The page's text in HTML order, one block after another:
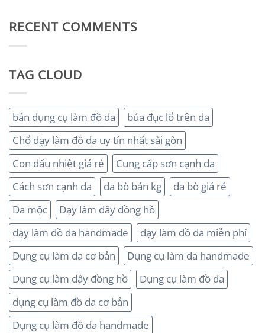
RECENT COMMENTS
TAG CLOUD
bán dụng cụ làm đồ da
búa đục lổ trên da
Chổ dạy làm đồ da uy tín nhất sài gòn
Con dấu nhiệt giá rẻ
Cung cấp sơn cạnh da
Cách sơn cạnh da
da bò bán kg
da bò giá rẻ
Da mộc
Dạy làm dây đồng hồ
dạy làm đồ da handmade
dạy làm đồ da miễn phí
Dụng cụ làm da cơ bản
Dụng cụ làm da handmade
Dụng cụ làm dây đồng hồ
Dụng cụ làm đồ da
dụng cụ làm đồ da cơ bản
Dụng cụ làm đồ da handmade